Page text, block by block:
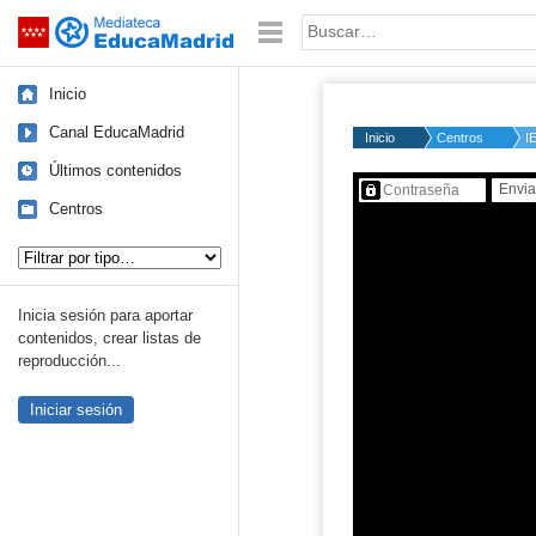
Saltar navegación Palabra o frase:
Inicio
Canal EducaMadrid
Últimos contenidos
Centros
Inicia sesión para aportar
contenidos, crear listas de
reproducción...
Iniciar sesión
Inicio Centros
Contenido protegido…